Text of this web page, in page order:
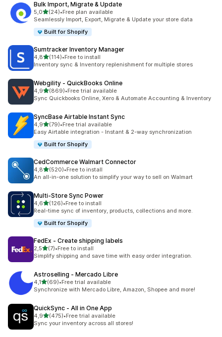
Bulk Import, Migrate & Update
5,0/ 5 tähteä
(24)
24 arvostelua yhteensä
•Free plan available
Seamlessly Import, Export, Migrate & Update your store data
Built for Shopify
Sumtracker Inventory Manager
4,8/ 5 tähteä
(114)
114 arvostelua yhteensä
•Free to install
Inventory sync & Inventory replenishment for multiple stores
Webgility ‑ QuickBooks Online
4,9/ 5 tähteä
(869)
869 arvostelua yhteensä
•Free trial available
Sync Quickbooks Online, Xero & Automate Accounting & Inventory
SyncBase Airtable Instant Sync
4,9/ 5 tähteä
(79)
79 arvostelua yhteensä
•Free trial available
Easy Airtable integration - Instant & 2-way synchronization
Built for Shopify
CedCommerce Walmart Connector
4,8/ 5 tähteä
(520)
520 arvostelua yhteensä
•Free to install
An all-in-one solution to simplify your way to sell on Walmart
Multi‑Store Sync Power
4,6/ 5 tähteä
(126)
126 arvostelua yhteensä
•Free to install
Real-time sync of inventory, products, collections and more.
Built for Shopify
FedEx ‑ Create shipping labels
2,5/ 5 tähteä
(7)
7 arvostelua yhteensä
•Free to install
Simplify shipping and save time with easy order integration.
Astroselling ‑ Mercado Libre
4,1/ 5 tähteä
(69)
69 arvostelua yhteensä
•Free trial available
Synchronize with Mercado Libre, Amazon, Shopee and more!
QuickSync ‑ All in One App
4,9/ 5 tähteä
(475)
475 arvostelua yhteensä
•Free trial available
Sync your inventory across all stores!